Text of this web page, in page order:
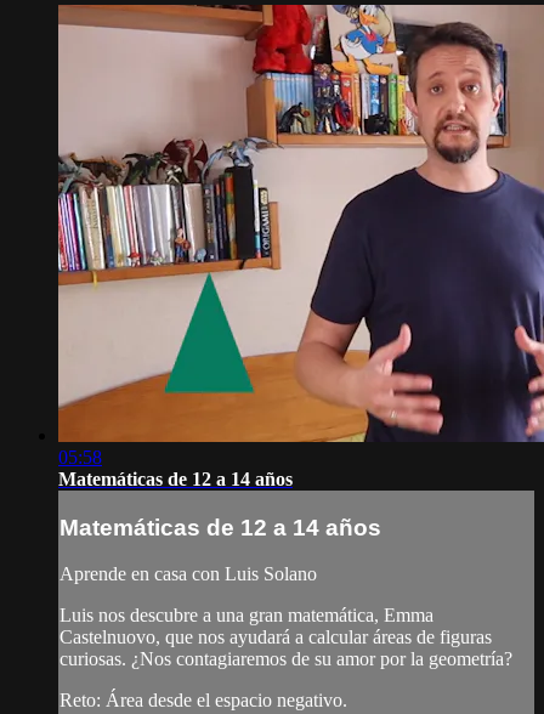
05:58
Matemáticas de 12 a 14 años
Matemáticas de 12 a 14 años
Aprende en casa con Luis Solano
Luis nos descubre a una gran matemática, Emma
Castelnuovo, que nos ayudará a calcular áreas de figuras
curiosas. ¿Nos contagiaremos de su amor por la geometría?
Reto: Área desde el espacio negativo.